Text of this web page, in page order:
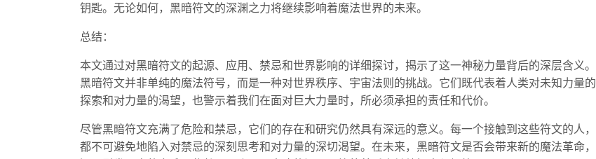
钥匙。无论如何，黑暗符文的深渊之力将继续影响着魔法世界的未来。
总结：
本文通过对黑暗符文的起源、应用、禁忌和世界影响的详细探讨，揭示了这一神秘力量背后的深层含义。
黑暗符文并非单纯的魔法符号，而是一种对世界秩序、宇宙法则的挑战。它们既代表着人类对未知力量的
探索和对力量的渴望，也警示着我们在面对巨大力量时，所必须承担的责任和代价。
尽管黑暗符文充满了危险和禁忌，它们的存在和研究仍然具有深远的意义。每一个接触到这些符文的人，
都不可避免地陷入对禁忌的深刻思考和对力量的深切渴望。在未来，黑暗符文是否会带来新的魔法革命，